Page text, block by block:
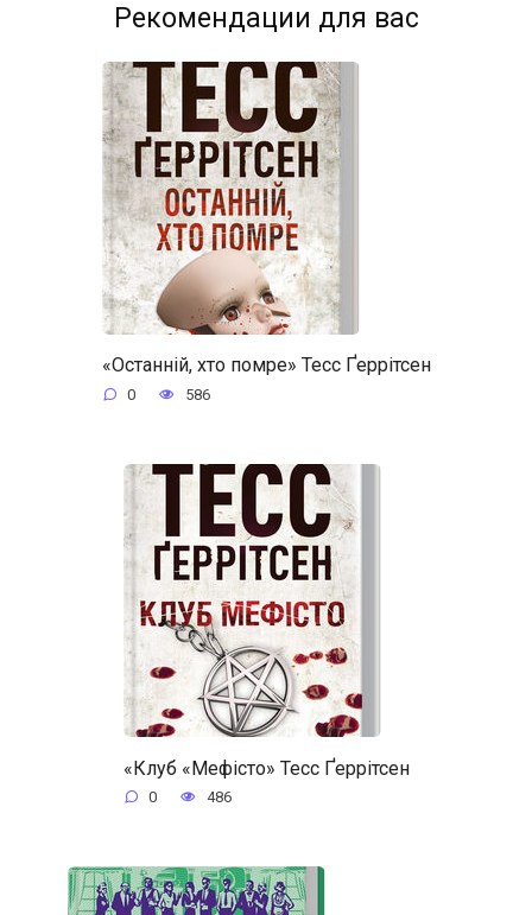
Рекомендации для вас
«Останній, хто помре» Тесс Ґеррітсен
0 586
«Клуб «Мефісто» Тесс Ґеррітсен
0 486